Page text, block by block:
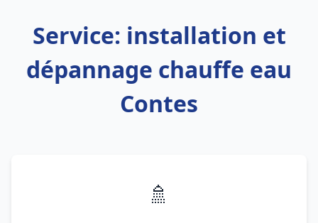
Service: installation et
dépannage chauffe eau
Contes
🚿